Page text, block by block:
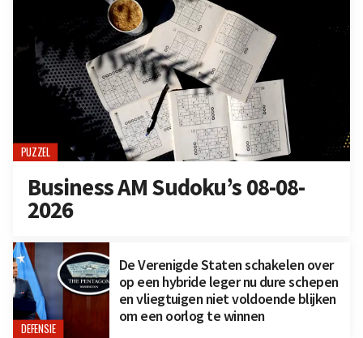
PUZZEL
Business AM Sudoku’s 08-08-
2026
DEFENSIE
De Verenigde Staten schakelen over
op een hybride leger nu dure schepen
en vliegtuigen niet voldoende blijken
om een oorlog te winnen